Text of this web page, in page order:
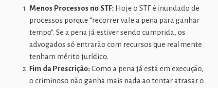
Menos Processos no STF: Hoje o STF é inundado de
processos porque “recorrer vale a pena para ganhar
tempo”. Se a pena já estiver sendo cumprida, os
advogados só entrarão com recursos que realmente
tenham mérito jurídico.
Fim da Prescrição: Como a pena já está em execução,
o criminoso não ganha mais nada ao tentar atrasar o